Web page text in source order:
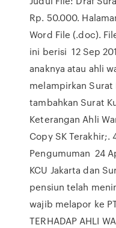
Rp. 50.000.
Word File (.doc).
ini berisi 12 Sep
anaknya atau ahli
melampirkan Surat
tambahkan Surat
Keterangan Ahli
Copy SK Terakhir;.
Pengumuman 24
KCU Jakarta dan
pensiun telah
wajib melapor ke
TERHADAP AHLI